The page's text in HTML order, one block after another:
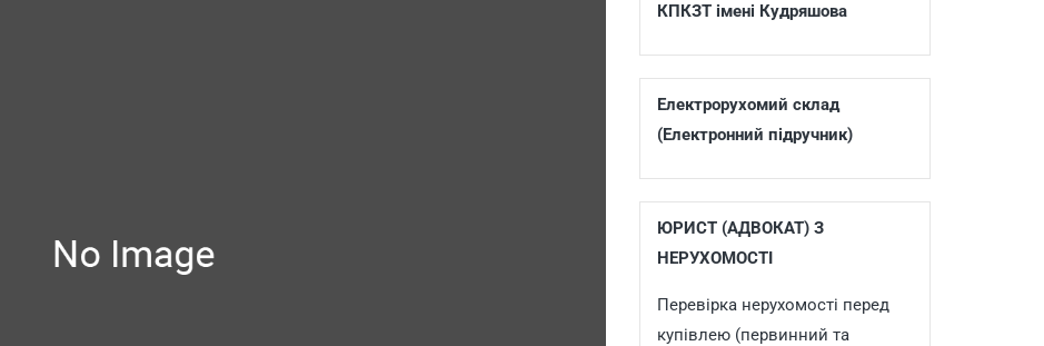
КПКЗТ імені Кудряшова
Електрорухомий склад
(Електронний підручник)
ЮРИСТ (АДВОКАТ) З
НЕРУХОМОСТІ
Перевірка нерухомості перед
купівлею (первинний та